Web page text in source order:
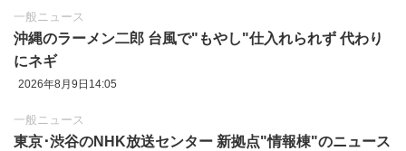
一般ニュース
沖縄のラーメン二郎 台風で"もやし"仕入れられず 代わり
にネギ
2026年8月9日14:05
一般ニュース
東京‪･‬渋谷のNHK放送センター 新拠点"情報棟"のニュース